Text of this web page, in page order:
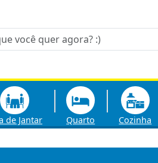
de Jantar Quarto Cozinha